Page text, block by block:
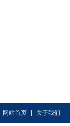
网站首页 关于我们